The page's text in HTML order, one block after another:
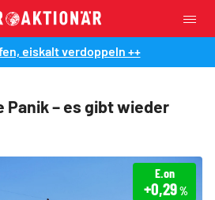
eiskalt verdoppeln ++
Panik – es gibt wieder
E.on
+0,29%